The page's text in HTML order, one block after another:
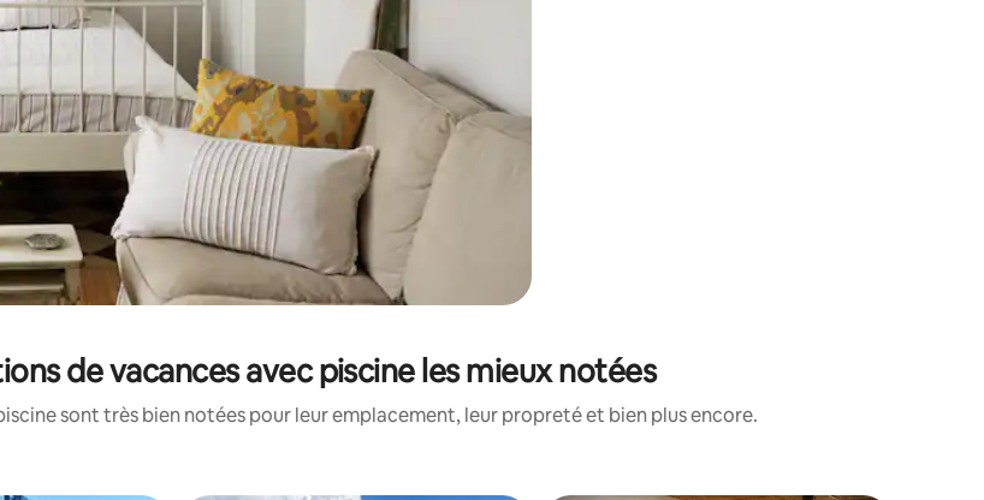
de vacances avec piscine les mieux notées
sont très bien notées pour leur emplacement, leur propreté et bien plus encore.